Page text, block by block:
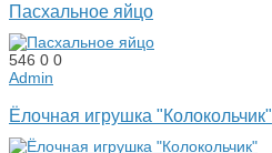
Пасхальное яйцо
546 0 0
Admin
Ёлочная игрушка "Колокольчик"